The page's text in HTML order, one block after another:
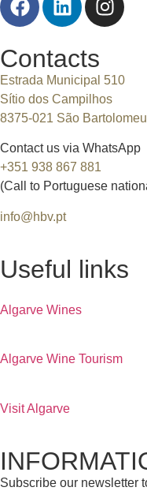
Contacts
Estrada Municipal 510
Sítio dos Campilhos
8375-021 São
Contact us via WhatsApp
+351 938 867 881
(Call to Portuguese
info@hbv.pt
Useful links
Algarve Wines
Algarve Wine Tourism
Visit Algarve
Subscribe our newsletter